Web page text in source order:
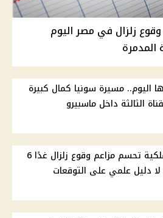
زلزال في مصر اليوم
اليوم.. مسيرة سونيا كمال كبيرة
الثالثة داخل ماسبيرو
البحوث الفلكية تحسم مزاعم وقوع زلزال غدًا 6
دليل علمي على التوقعات